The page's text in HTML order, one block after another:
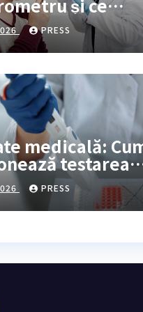
și ce
oferă?
PRESS
medicală:
testarea
și cine are
de ea?
PRESS